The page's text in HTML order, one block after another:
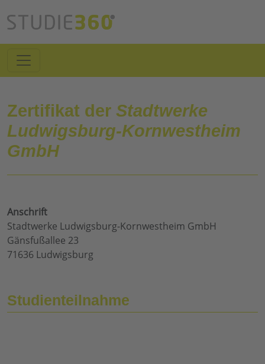
Zertifikat der Stadtwerke
Ludwigsburg-Kornwestheim
GmbH
Anschrift
Stadtwerke Ludwigsburg-Kornwestheim GmbH
Gänsfußallee 23
71636 Ludwigsburg
Studienteilnahme